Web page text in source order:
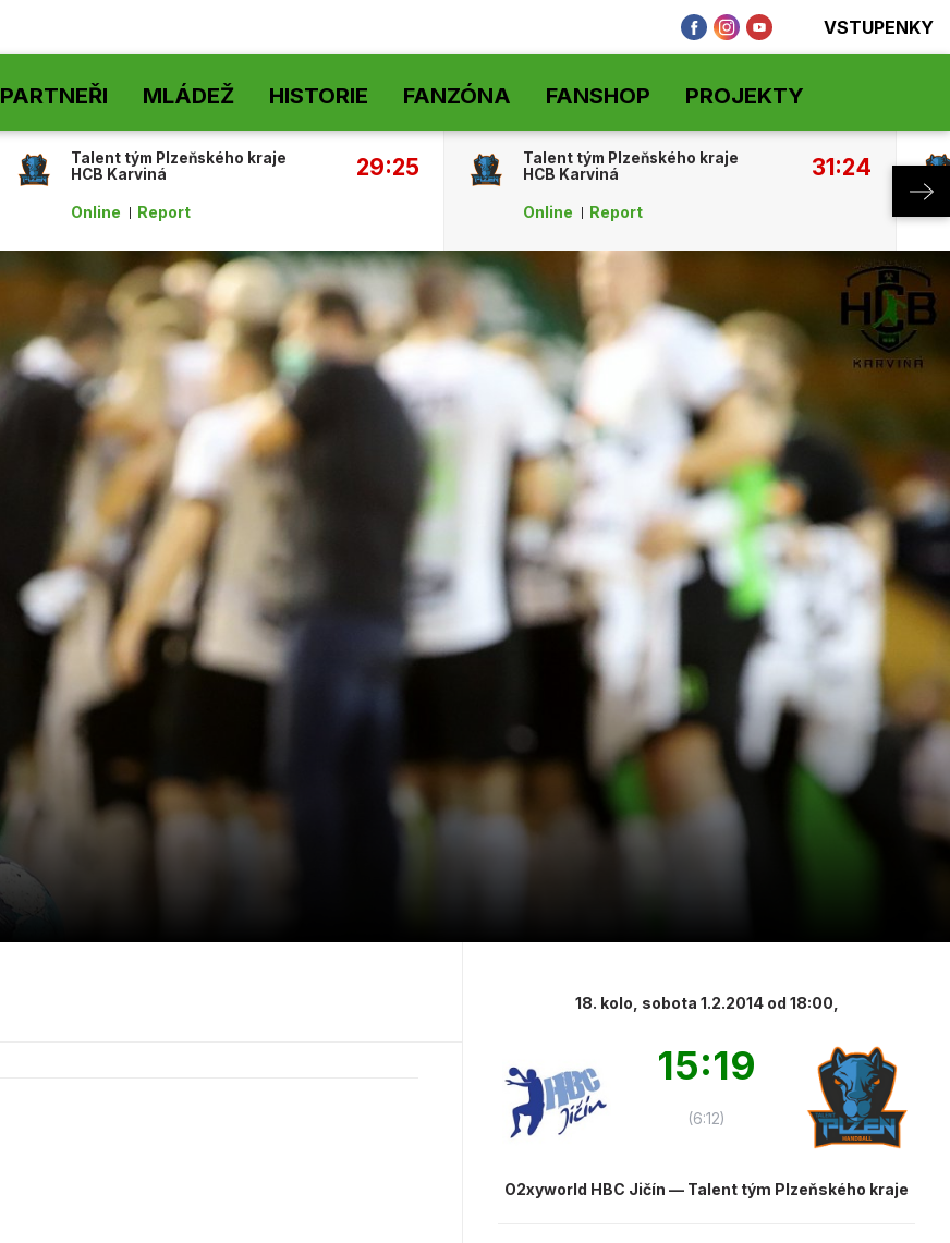
VSTUPENKY
PARTNEŘI MLÁDEŽ HISTORIE FANZÓNA FANSHOP PROJEKTY
Talent tým Plzeňského kraje
HCB Karviná
29:25
Online Report
Talent tým Plzeňského kraje
HCB Karviná
31:24
Online Report
18. kolo, sobota 1.2.2014 od 18:00,
15:19
(6:12)
O2xyworld HBC Jičín — Talent tým Plzeňského kraje